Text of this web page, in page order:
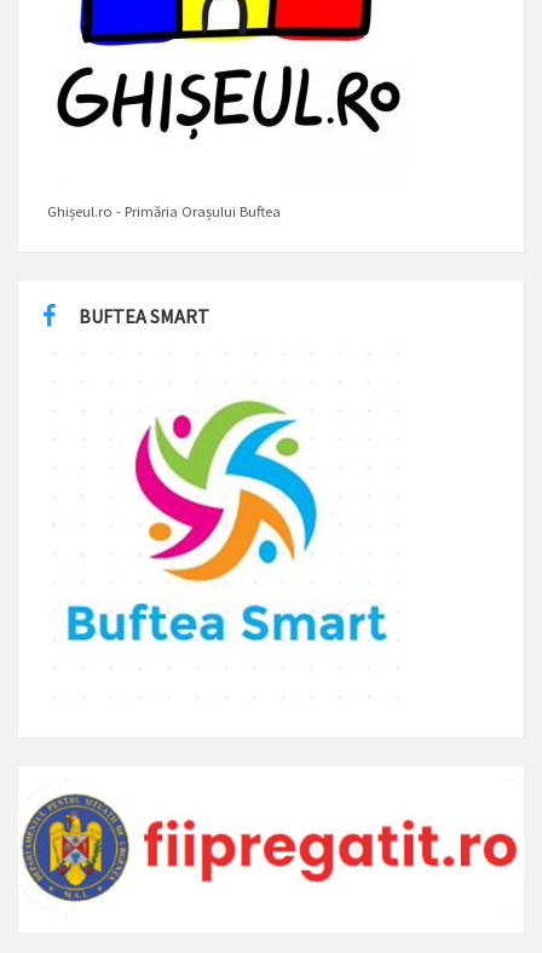
Ghișeul.ro - Primăria Orașului Buftea
BUFTEA SMART